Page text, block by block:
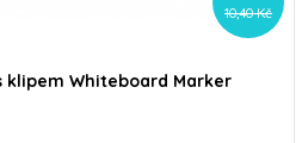
10,40 Kč
Whiteboard Marker